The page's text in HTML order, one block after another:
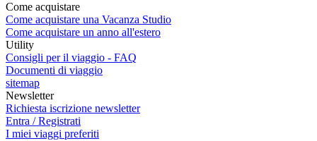
Come acquistare
Come acquistare una Vacanza Studio
Come acquistare un anno all'estero
Utility
Consigli per il viaggio - FAQ
Documenti di viaggio
sitemap
Newsletter
Richiesta iscrizione newsletter
Entra / Registrati
I miei viaggi preferiti